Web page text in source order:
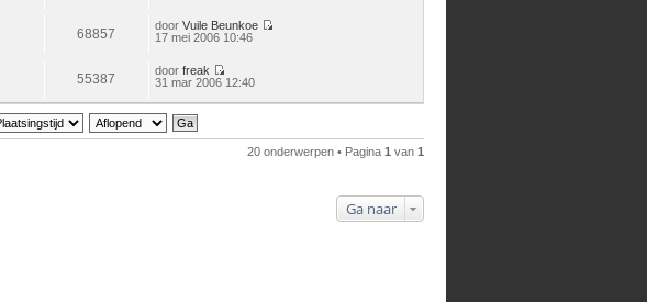
68857
door Vuile Beunkoe
17 mei 2006 10:46
55387
door freak
Bekijk
bericht
31 mar 2006 12:40
20 onderwerpen • Pagina 1 van 1
Ga naar